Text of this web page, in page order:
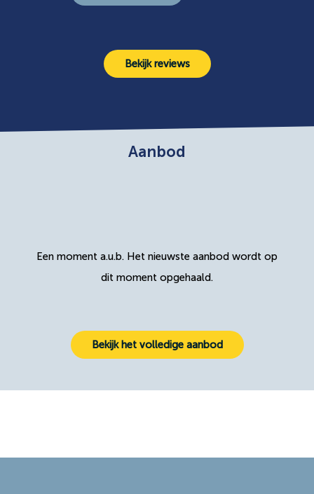
Bekijk reviews
Aanbod
Een moment a.u.b. Het nieuwste aanbod wordt op
dit moment opgehaald.
Bekijk het volledige aanbod